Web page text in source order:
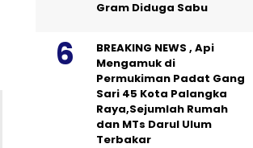
Gram Diduga Sabu
BREAKING NEWS , Api
Mengamuk di
Permukiman Padat Gang
Sari 45 Kota Palangka
Raya,Sejumlah Rumah
dan MTs Darul Ulum
Terbakar